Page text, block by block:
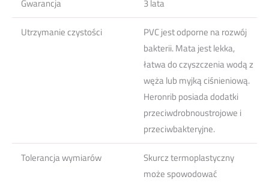
Gwarancja 3 lata
Utrzymanie czystości
PVC jest odporne na rozwój
bakterii. Mata jest lekka,
łatwa do czyszczenia wodą z
węża lub myjką ciśnieniową.
Heronrib posiada dodatki
przeciwdrobnoustrojowe i
przeciwbakteryjne.
Tolerancja wymiarów
Skurcz termoplastyczny
może spowodować